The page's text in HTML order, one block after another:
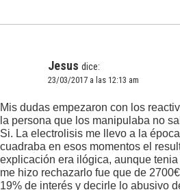
Jesus dice:
23/03/2017 a las 12:13 am
Mis dudas empezaron con los
la persona que los manipulaba no
Si. La electrolisis me llevo a la
cuadraba en esos momentos el
explicación era ilógica, aunque
me hizo rechazarlo fue que de
19% de interés y decirle lo abusivo